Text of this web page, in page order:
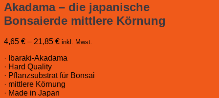
Akadama – die japanische
Bonsaierde mittlere Körnung
4,65 € – 21,85 € inkl. Mwst.
· Ibaraki-Akadama
· Hard Quality
· Pflanzsubstrat für Bonsai
· mittlere Körnung
· Made in Japan